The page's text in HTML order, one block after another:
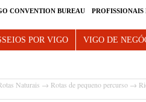
CONVENTION BUREAU PROFISSIONAIS
POR VIGO VIGO DE
Naturais → Rotas de pequeno percurso →